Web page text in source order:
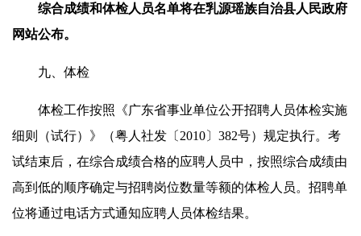
综合成绩和体检人员名单将在乳源瑶族自治县人民政府
网站公布。
九、体检
体检工作按照《广东省事业单位公开招聘人员体检实施
细则（试行）》（粤人社发〔2010〕382号）规定执行。考
试结束后，在综合成绩合格的应聘人员中，按照综合成绩由
高到低的顺序确定与招聘岗位数量等额的体检人员。招聘单
位将通过电话方式通知应聘人员体检结果。